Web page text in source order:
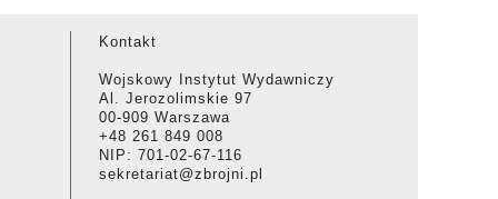
Kontakt
Wojskowy Instytut Wydawniczy
Al. Jerozolimskie 97
00-909 Warszawa
+48 261 849 008
NIP: 701-02-67-116
sekretariat@zbrojni.pl